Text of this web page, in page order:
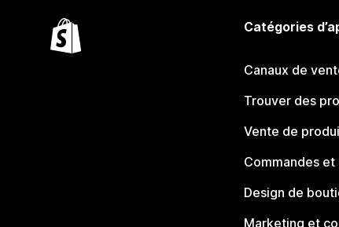
Catégories
Canaux de
Trouver des
Vente de
Commandes
Design de
Marketing et